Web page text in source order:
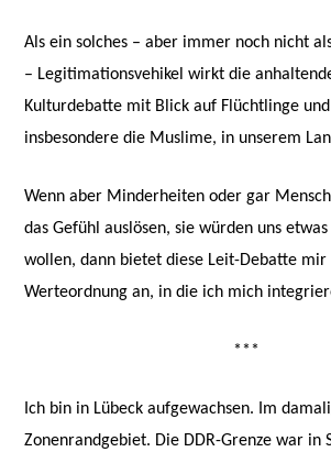
Als ein solches – aber immer noch nicht
– Legitimationsvehikel wirkt die
Kulturdebatte mit Blick auf Flüchtlinge
insbesondere die Muslime, in unserem
Wenn aber Minderheiten oder gar
das Gefühl auslösen, sie würden uns
wollen, dann bietet diese Leit-Debatte mir
Werteordnung an, in die ich mich
***
Ich bin in Lübeck aufgewachsen. Im
Zonenrandgebiet. Die DDR-Grenze war in